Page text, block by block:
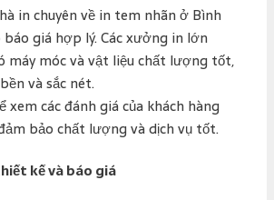
in chuyên về in tem nhãn ở Bình
giá hợp lý. Các xưởng in lớn
máy móc và vật liệu chất lượng tốt,
và sắc nét.
xem các đánh giá của khách hàng
bảo chất lượng và dịch vụ tốt.
kế và báo giá